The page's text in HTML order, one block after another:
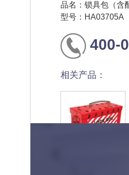
品名：锁具包（含
型号：HA03705A
400-
相关产品：